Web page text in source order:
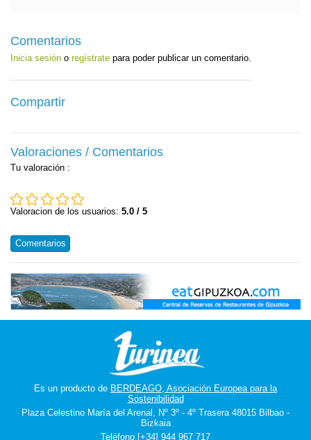
Comentarios
Inicia sesión o regístrate para poder publicar un comentario.
Compartir
Valoraciones / Comentarios
Tu valoración :
Valoracion de los usuarios: 5.0 / 5
Comentarios
Es un producto de BERDEAGO, Asociación Europea para la
Sostenibilidad
Plaza Celestino María del Arenal, Nº 3º - 4º Trasera 48015 Bilbao -
Bizkaia
Teléfono [+34] 944 967 717